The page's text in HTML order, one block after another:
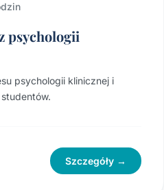
psychologii
psychologii klinicznej i
Szczegóły →